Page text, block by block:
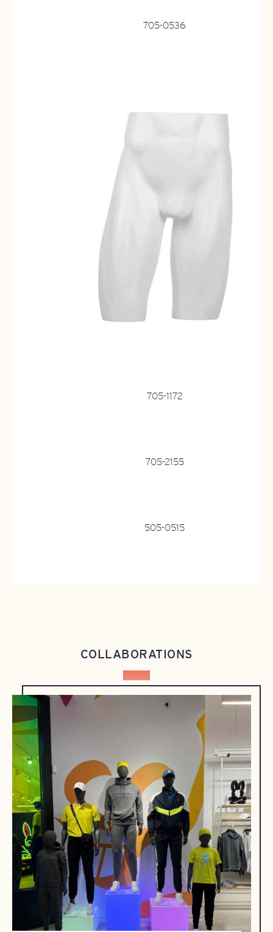
705-0536
705-1172
705-2155
505-0515
COLLABORATIONS